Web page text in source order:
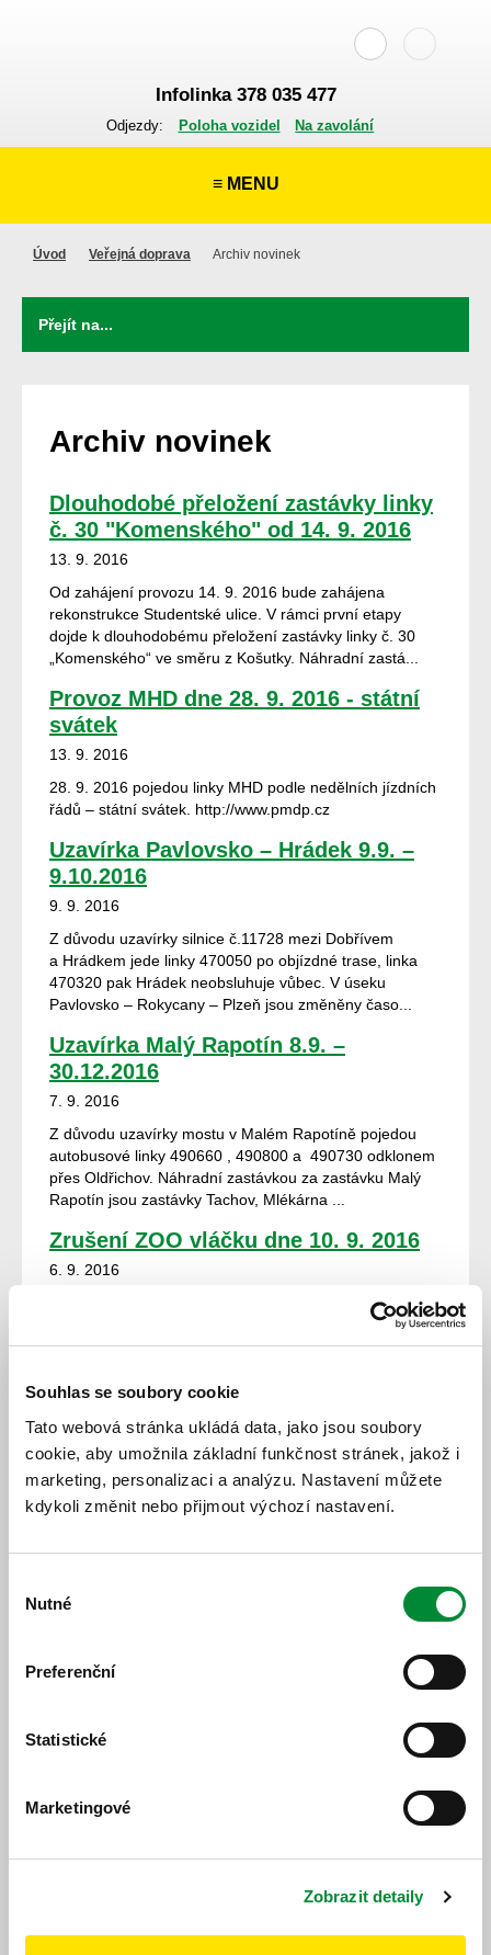
Souhlas se soubory cookie
Tato webová stránka ukládá data, jako jsou soubory
cookie, aby umožnila základní funkčnost stránek, jakož i
marketing, personalizaci a analýzu. Nastavení můžete
kdykoli změnit nebo přijmout výchozí nastavení.
souhlasu
Nutné
Preferenční
Statistické
Marketingové
Zobrazit detaily
Infolinka 378 035 477
Odjezdy: Poloha vozidel Na zavolání
≡ MENU
Úvod Veřejná doprava Archiv novinek
Archiv novinek
Dlouhodobé přeložení zastávky linky
č. 30 "Komenského" od 14. 9. 2016
13. 9. 2016
Od zahájení provozu 14. 9. 2016 bude zahájena
rekonstrukce Studentské ulice. V rámci první etapy
dojde k dlouhodobému přeložení zastávky linky č. 30
„Komenského“ ve směru z Košutky. Náhradní zastá...
Provoz MHD dne 28. 9. 2016 - státní
svátek
13. 9. 2016
28. 9. 2016 pojedou linky MHD podle nedělních jízdních
řádů – státní svátek. http://www.pmdp.cz
Uzavírka Pavlovsko – Hrádek 9.9. –
9.10.2016
9. 9. 2016
Z důvodu uzavírky silnice č.11728 mezi Dobřívem
a Hrádkem jede linky 470050 po objízdné trase, linka
470320 pak Hrádek neobsluhuje vůbec. V úseku
Pavlovsko – Rokycany – Plzeň jsou změněny časo...
Uzavírka Malý Rapotín 8.9. –
30.12.2016
7. 9. 2016
Z důvodu uzavírky mostu v Malém Rapotíně pojedou
autobusové linky 490660 , 490800 a 490730 odklonem
přes Oldřichov. Náhradní zastávkou za zastávku Malý
Rapotín jsou zastávky Tachov, Mlékárna ...
Zrušení ZOO vláčku dne 10. 9. 2016
6. 9. 2016
Z důvodu pořádaní hudebního festivalu v lochotínském
amfiteátru, nebude po celý dne 10. 9. 2016 provozován
ZOO vláček. http://www.pmdp.cz
Obnovení plného provozu linky č. 24
S platností od 17. 9. 2016 bude obnoven na lince č. 24
plný provoz v pracovní dny v souvislosti s obnovením
výuky na Západočeské univerzitě. V rámci této změny
31.10.2016
Z důvodu uzavírky mezi Nynicemi a Planou jezdí spoje
na lince 440020 dle výlukového jízdního řádu. Kromě
Planou a Nynice a jedou přes Chotinou. ...
"Slunce ve skle"
posilovou dopravu na kulturní akci „Plzeňské ohýnky“
u borské přehrady V sobotu 17. 9. 2016 zajistí PMDP,
a.s. posilovou dopravu na kul...